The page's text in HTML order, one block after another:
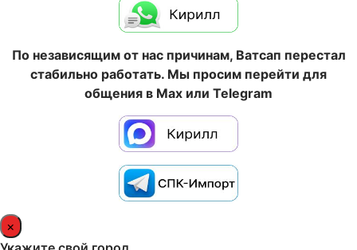
По независящим от нас причинам, Ватсап перестал
стабильно работать. Мы просим перейти для
общения в Max или Telegram
×